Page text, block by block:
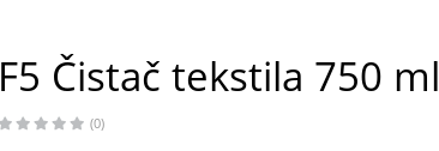
F5 Čistač tekstila 750 ml
(0)